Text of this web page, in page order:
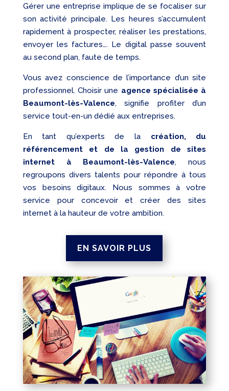
Gérer une entreprise implique de se focaliser sur
son activité principale. Les heures s’accumulent
rapidement à prospecter, réaliser les prestations,
envoyer les factures…. Le digital passe souvent
au second plan, faute de temps.
Vous avez conscience de l’importance d’un site
professionnel. Choisir une agence spécialisée à
Beaumont-lès-Valence, signifie profiter d’un
service tout-en-un dédié aux entreprises.
En tant qu’experts de la création, du
référencement et de la gestion de sites
internet à Beaumont-lès-Valence, nous
regroupons divers talents pour répondre à tous
vos besoins digitaux. Nous sommes à votre
service pour concevoir et créer des sites
internet à la hauteur de votre ambition.
EN SAVOIR PLUS